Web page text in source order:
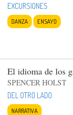
EXCURSIONES
DANZA ENSAYO
El idioma de los
SPENCER HOLST
DEL OTRO LADO
NARRATIVA